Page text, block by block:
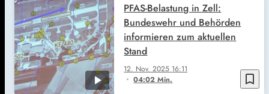
bookmark_border
12. Nov. 2025 16:11
04:02 Min.
PFAS-Belastung in Zell:
Bundeswehr und Behörden
informieren zum aktuellen
Stand